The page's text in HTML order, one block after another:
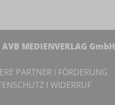
MEDIENVERLAG
PARTNER I FÖRDERUNG
I WIDERRUF